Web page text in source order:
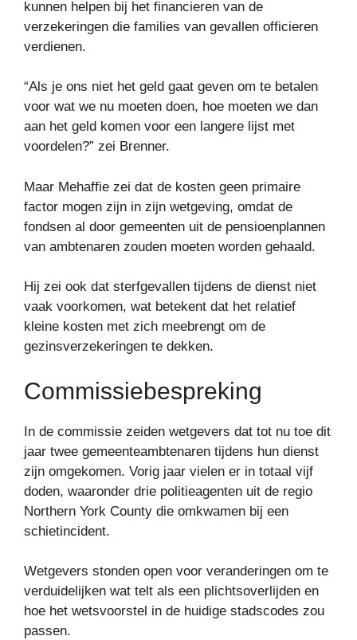
kunnen helpen bij het financieren van de
verzekeringen die families van gevallen officieren
verdienen.
“Als je ons niet het geld gaat geven om te betalen
voor wat we nu moeten doen, hoe moeten we dan
aan het geld komen voor een langere lijst met
voordelen?” zei Brenner.
Maar Mehaffie zei dat de kosten geen primaire
factor mogen zijn in zijn wetgeving, omdat de
fondsen al door gemeenten uit de pensioenplannen
van ambtenaren zouden moeten worden gehaald.
Hij zei ook dat sterfgevallen tijdens de dienst niet
vaak voorkomen, wat betekent dat het relatief
kleine kosten met zich meebrengt om de
gezinsverzekeringen te dekken.
Commissiebespreking
In de commissie zeiden wetgevers dat tot nu toe dit
jaar twee gemeenteambtenaren tijdens hun dienst
zijn omgekomen. Vorig jaar vielen er in totaal vijf
doden, waaronder drie politieagenten uit de regio
Northern York County die omkwamen bij een
schietincident.
Wetgevers stonden open voor veranderingen om te
verduidelijken wat telt als een plichtsoverlijden en
hoe het wetsvoorstel in de huidige stadscodes zou
passen.